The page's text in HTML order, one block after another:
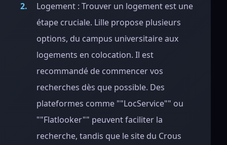
Logement : Trouver un logement est une
étape cruciale. Lille propose plusieurs
options, du campus universitaire aux
logements en colocation. Il est
recommandé de commencer vos
recherches dès que possible. Des
plateformes comme ""LocService"" ou
""Flatlooker"" peuvent faciliter la
recherche, tandis que le site du Crous